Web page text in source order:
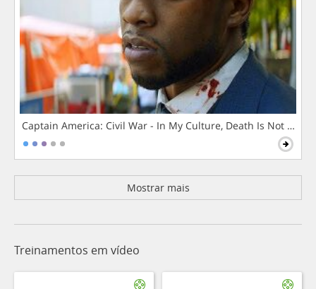
Captain America: Civil War - In My Culture, Death Is Not The
Mostrar mais
Treinamentos em vídeo